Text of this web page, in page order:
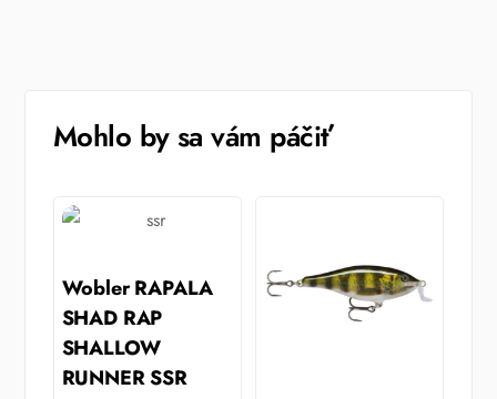
Mohlo by sa vám páčiť
Wobler RAPALA
SHAD RAP
SHALLOW
RUNNER SSR